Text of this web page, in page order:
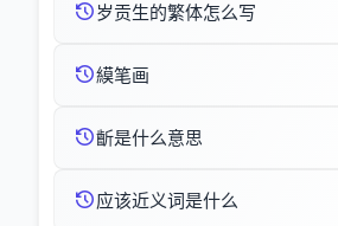
岁贡生的繁体怎么写
縸笔画
齗是什么意思
应该近义词是什么